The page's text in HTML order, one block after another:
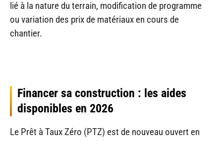
lié à la nature du terrain, modification de programme
ou variation des prix de matériaux en cours de
chantier.
Financer sa construction : les aides
disponibles en 2026
Le Prêt à Taux Zéro (PTZ) est de nouveau ouvert en